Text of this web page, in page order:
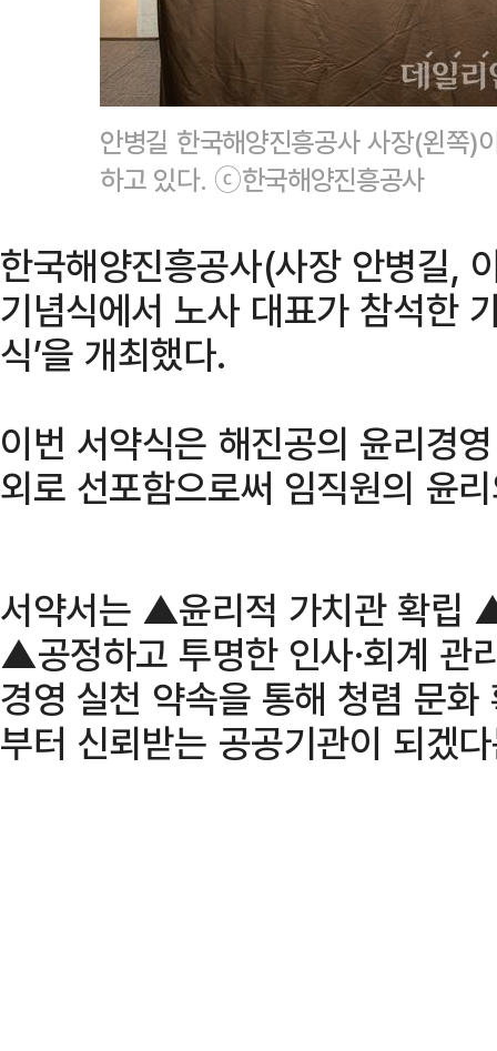
안병길 한국해양진흥공사 사장(왼쪽)
하고 있다. ⓒ한국해양진흥공사
한국해양진흥공사(사장 안병길,
기념식에서 노사 대표가 참석한
식’을 개최했다.
이번 서약식은 해진공의 윤리경
외로 선포함으로써 임직원의 윤
서약서는 ▲윤리적 가치관 확립
▲공정하고 투명한 인사·회계
경영 실천 약속을 통해 청렴 문
부터 신뢰받는 공공기관이 되겠